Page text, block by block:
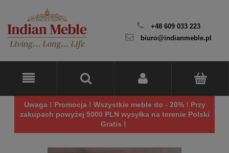
+48 609 033 223
biuro@indianmeble.pl
Uwaga ! Promocja ! Wszystkie meble do - 20% ! Przy
zakupach powyżej 5000 PLN wysyłka na terenie Polski
Gratis !